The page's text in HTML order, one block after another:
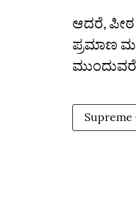
ಆದರೆ,
ಪ್ರಮಾಣ